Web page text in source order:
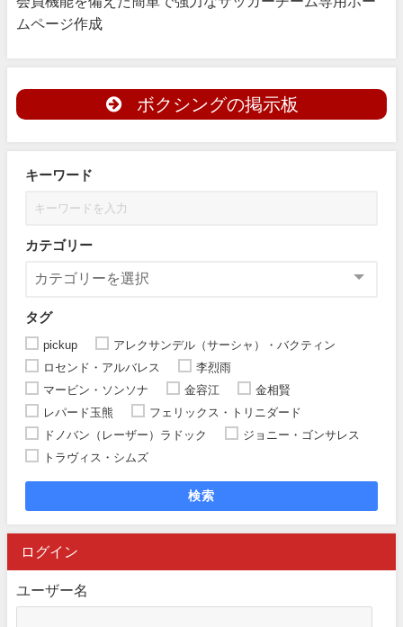
ムページ作成
ボクシングの掲示板
キーワード
カテゴリー
タグ
pickup
アレクサンデル（サーシャ）・バクティン
ロセンド・アルバレス
李烈雨
マービン・ソンソナ
金容江
金相賢
レパード玉熊
フェリックス・トリニダード
ドノバン（レーザー）ラドック
ジョニー・ゴンサレス
トラヴィス・シムズ
検索
ログイン
ユーザー名